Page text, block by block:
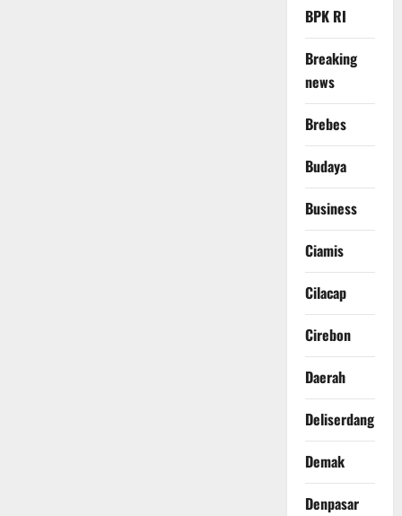
BPK RI
Breaking
news
Brebes
Budaya
Business
Ciamis
Cilacap
Cirebon
Daerah
Deliserdang
Demak
Denpasar